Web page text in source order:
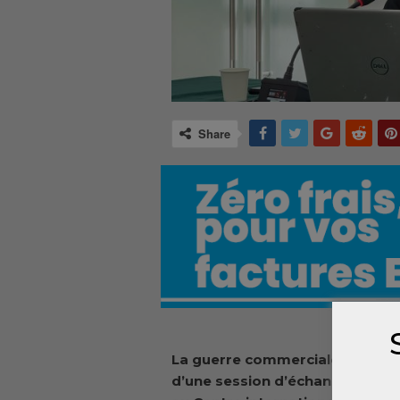
Share
La guerre commerciale entre la
d’une session d’échange